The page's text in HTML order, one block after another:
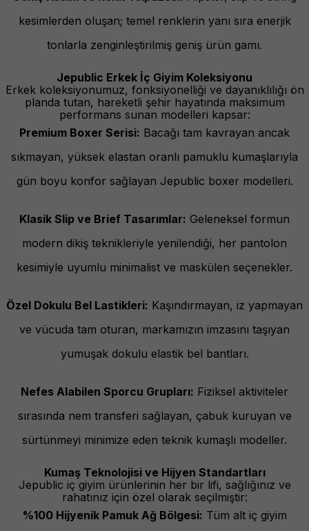
kesimlerden oluşan; temel renklerin yanı sıra enerjik
tonlarla zenginleştirilmiş geniş ürün gamı.
Jepublic Erkek İç Giyim Koleksiyonu
Erkek koleksiyonumuz, fonksiyonelliği ve dayanıklılığı ön
planda tutan, hareketli şehir hayatında maksimum
performans sunan modelleri kapsar:
Premium Boxer Serisi: Bacağı tam kavrayan ancak
sıkmayan, yüksek elastan oranlı pamuklu kumaşlarıyla
gün boyu konfor sağlayan Jepublic boxer modelleri.
Klasik Slip ve Brief Tasarımlar: Geleneksel formun
modern dikiş teknikleriyle yenilendiği, her pantolon
kesimiyle uyumlu minimalist ve maskülen seçenekler.
Özel Dokulu Bel Lastikleri: Kaşındırmayan, iz yapmayan
ve vücuda tam oturan, markamızın imzasını taşıyan
yumuşak dokulu elastik bel bantları.
Nefes Alabilen Sporcu Grupları: Fiziksel aktiviteler
sırasında nem transferi sağlayan, çabuk kuruyan ve
sürtünmeyi minimize eden teknik kumaşlı modeller.
Kumaş Teknolojisi ve Hijyen Standartları
Jepublic iç giyim ürünlerinin her bir lifi, sağlığınız ve
rahatınız için özel olarak seçilmiştir:
%100 Hijyenik Pamuk Ağ Bölgesi: Tüm alt iç giyim